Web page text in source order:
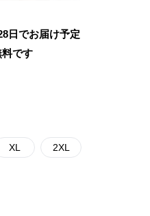
日でお届け予定
です
XL 2XL